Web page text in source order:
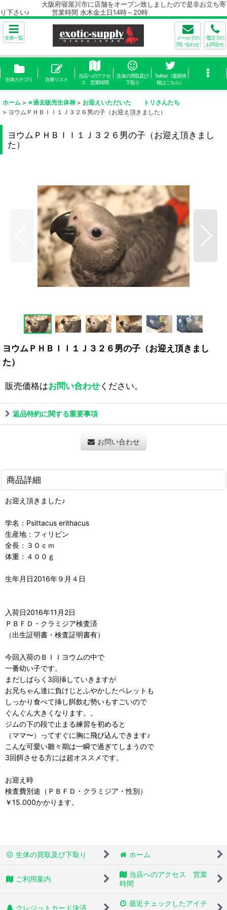
大阪府寝屋川市に店舗をオープン致しましたので是非お立ち寄
り下さい♪ 営業時間 水木金土日14時～20時
生体一覧
メールでの
問い合わせ
電話での
お問合せ
生体カテゴリ 在庫リスト
当店へのアクセ
ス 営業時間
生体の買取及び
下取り
Twitter（最新情
報はこちら）
ホーム > ※過去販売生体禄 > お迎えいただいた トリさんたち
> ヨウムＰＨＢＩＩ１Ｊ３２６男の子（お迎え頂きました）
ヨウムＰＨＢＩＩ１Ｊ３２６男の子（お迎え頂きまし
た）
ヨウムＰＨＢＩＩ１Ｊ３２６男の子（お迎え頂きまし
た）
販売価格はお問い合わせください。
返品特約に関する重要事項
お問い合わせ
商品詳細
お迎え頂きました♪
学名：Psittacus erithacus
生産地：フィリピン
全長：３０ｃｍ
体重：４００ｇ
生年月日2016年９月４日
入荷日2016年11月2日
ＰＢＦＤ・クラミジア検査済
（出生証明書・検査証明書有）
今回入荷のＢＩＩヨウムの中で
一番幼い子です。
まだしばらく3回挿していきますが
お兄ちゃん達に負けじとふやかしたペレットも
しっかり食べて挿し餌飲む勢いもすごいので
ぐんぐん大きくなります。。
ジムの下の段で止まる練習を初めると
（ママ〜）ってすぐに胸に飛び込んできます♪
こんな可愛い雛々期は一瞬で過ぎてしまうので
3回餌させる方には超オススメです。
お迎え時
検査費別途（ＰＢＦＤ・クラミジア・性別）
￥15.000かかります。
生体の買取及び下取り ホーム
ご利用案内
当店へのアクセス 営業
時間
クレジットカード決済
最近チェックしたアイテ